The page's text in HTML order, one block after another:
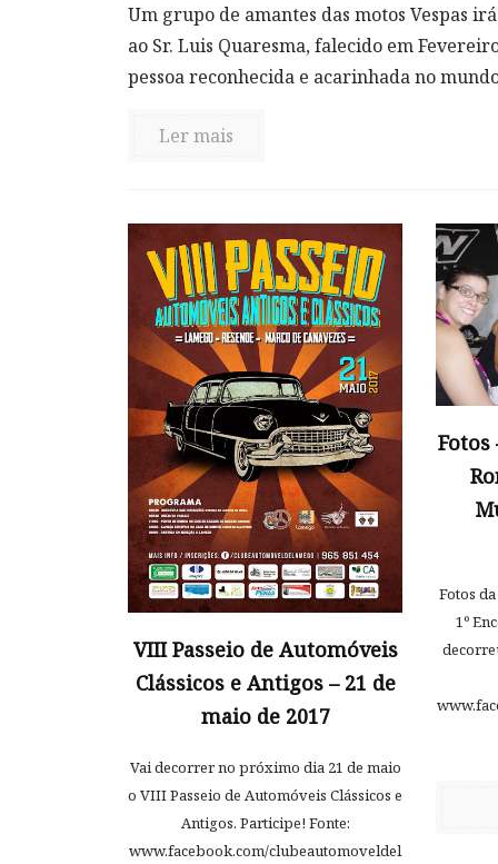
Um grupo de amantes das motos Vespas
ao Sr. Luis Quaresma, falecido em
pessoa reconhecida e acarinhada no
Ler mais
VIII Passeio de Automóveis
Clássicos e Antigos – 21 de
maio de 2017
Vai decorrer no próximo dia 21 de maio
o VIII Passeio de Automóveis Clássicos e
Antigos. Participe! Fonte:
www.facebook.com/clubeautomoveldel
Fotos
Fotos
1º